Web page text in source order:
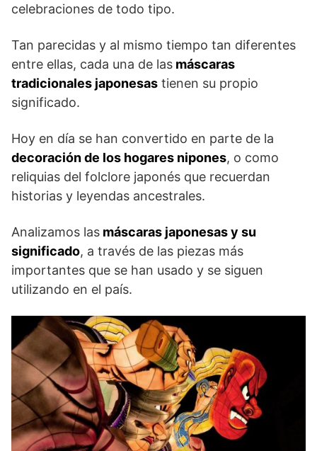
celebraciones de todo tipo.
Tan parecidas y al mismo tiempo tan diferentes
entre ellas, cada una de las máscaras
tradicionales japonesas tienen su propio
significado.
Hoy en día se han convertido en parte de la
decoración de los hogares nipones, o como
reliquias del folclore japonés que recuerdan
historias y leyendas ancestrales.
Analizamos las máscaras japonesas y su
significado, a través de las piezas más
importantes que se han usado y se siguen
utilizando en el país.